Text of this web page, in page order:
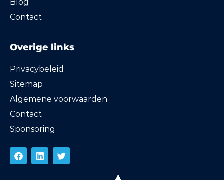
Contact
Overige links
Privacybeleid
Sitemap
Algemene voorwaarden
Contact
Sponsoring